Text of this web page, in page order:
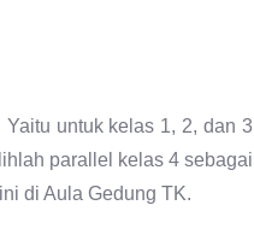
untuk kelas 1, 2, dan 3
parallel kelas 4 sebagai
di Aula Gedung TK.